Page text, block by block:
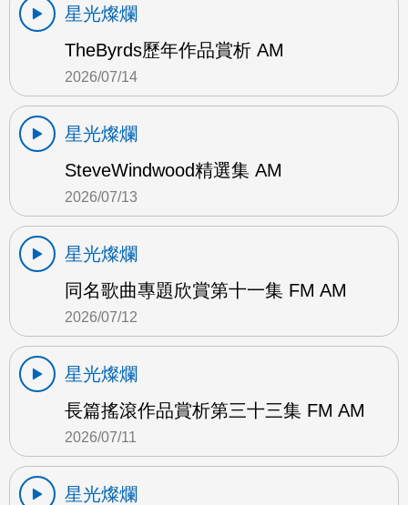
星光燦爛
TheByrds歷年作品賞析 AM
2026/07/14
星光燦爛
SteveWindwood精選集 AM
2026/07/13
星光燦爛
同名歌曲專題欣賞第十一集 FM AM
2026/07/12
星光燦爛
長篇搖滾作品賞析第三十三集 FM AM
2026/07/11
星光燦爛